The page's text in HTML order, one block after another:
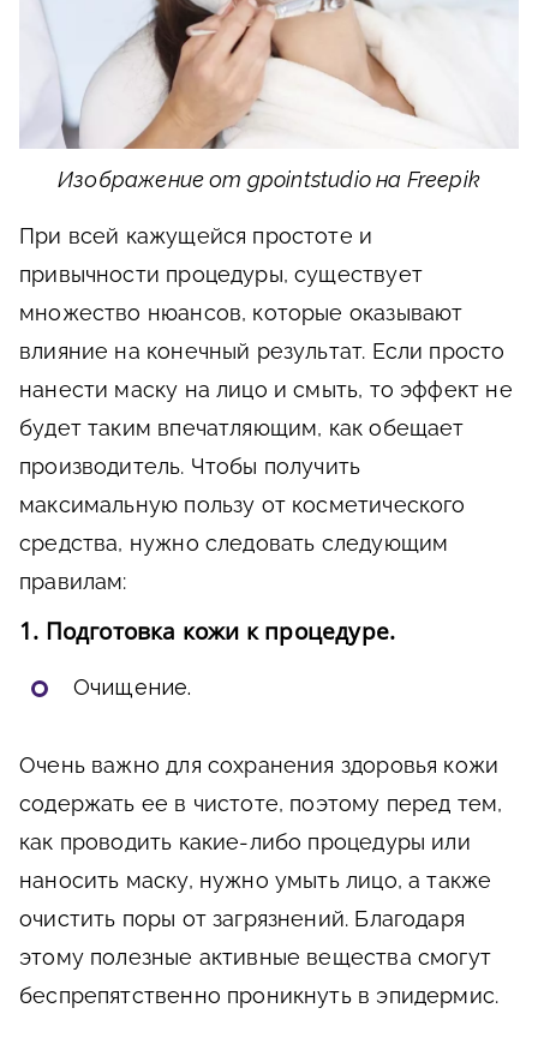
Изображение от gpointstudio на Freepik
При всей кажущейся простоте и
привычности процедуры, существует
множество нюансов, которые оказывают
влияние на конечный результат. Если просто
нанести маску на лицо и смыть, то эффект не
будет таким впечатляющим, как обещает
производитель. Чтобы получить
максимальную пользу от косметического
средства, нужно следовать следующим
правилам:
1. Подготовка кожи к процедуре.
Очищение.
Очень важно для сохранения здоровья кожи
содержать ее в чистоте, поэтому перед тем,
как проводить какие-либо процедуры или
наносить маску, нужно умыть лицо, а также
очистить поры от загрязнений. Благодаря
этому полезные активные вещества смогут
беспрепятственно проникнуть в эпидермис.